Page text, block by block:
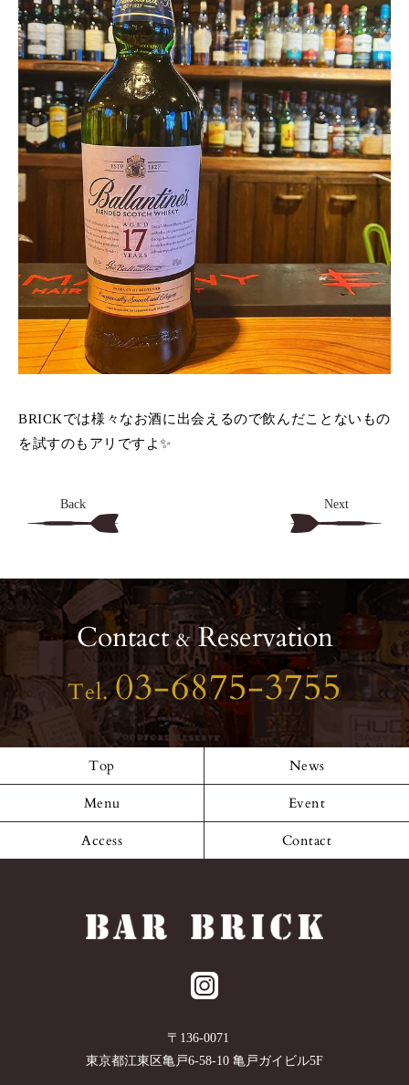
BRICKでは様々なお酒に出会えるので飲んだことないもの
を試すのもアリですよ✨️
Back Next
Contact&Reservation
Tel.03-6875-3755
Top News
Menu Event
Access Contact
〒 136-0071
東京都江東区亀戸6-58-10 亀戸ガイビル5F